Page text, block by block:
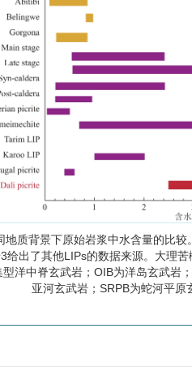
地质背景下原始岩浆中水含量的比
给出了其他LIPs的数据来源。大理
洋中脊玄武岩；OIB为洋岛玄武岩
亚河玄武岩；SRPB为蛇河平原